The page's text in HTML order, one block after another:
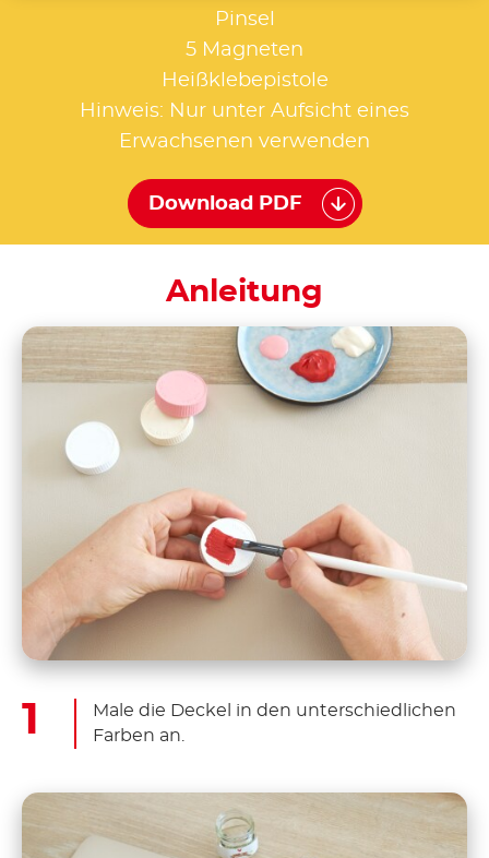
Pinsel
5 Magneten
Heißklebepistole
Hinweis: Nur unter Aufsicht eines
Erwachsenen verwenden
Download PDF
Anleitung
Male die Deckel in den unterschiedlichen
Farben an.